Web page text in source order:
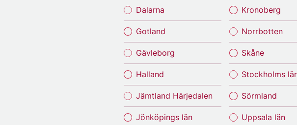
Dalarna
Gotland
Gävleborg
Halland
Jämtland Härjedalen
Jönköpings län
Kronoberg
Norrbotten
Skåne
Stockholms
Sörmland
Uppsala län